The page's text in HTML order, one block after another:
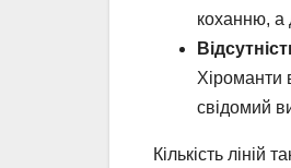
коханню, а
Хіроманти
свідомий
Кількість ліній